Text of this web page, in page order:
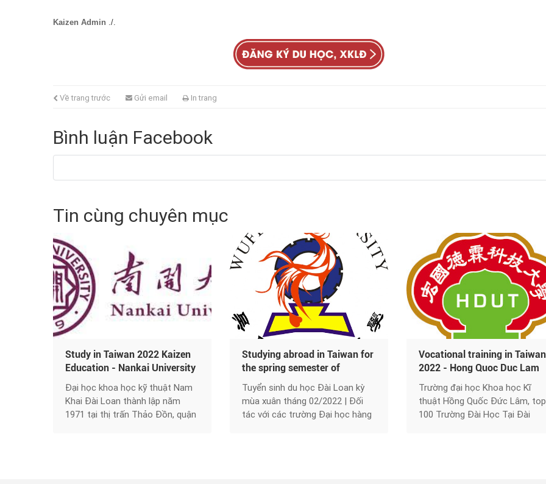
Kaizen Admin ./.
Về trang trước Gửi email In trang
Bình luận Facebook
Tin cùng chuyên mục
Study in Taiwan 2022 Kaizen
Education - Nankai University
of Science and Technology -
Top 10 University in Taiwan.
Đại học khoa học kỹ thuật Nam
Khai Đài Loan thành lập năm
1971 tại thị trấn Thảo Đồn, quận
Studying abroad in Taiwan for
the spring semester of
February 2022 - Ngo Phung
University of Science and
Technology | Kaizen
International Study Abroad
Tuyển sinh du học Đài Loan kỳ
mùa xuân tháng 02/2022 | Đối
tác với các trường Đại học hàng
Vocational training in Taiwan
2022 - Hong Quoc Duc Lam
University of Science and
Technology (HDUT) - Kaizen
International School
Trường đại học Khoa học Kĩ
thuật Hồng Quốc Đức Lâm, top
100 Trường Đài Học Tại Đài